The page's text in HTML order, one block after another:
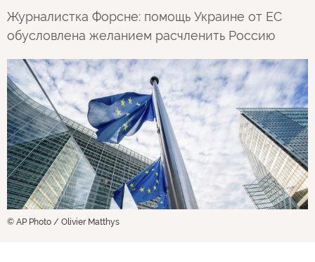
Журналистка Форсне: помощь Украине от ЕС
обусловлена желанием расчленить Россию
© AP Photo / Olivier Matthys